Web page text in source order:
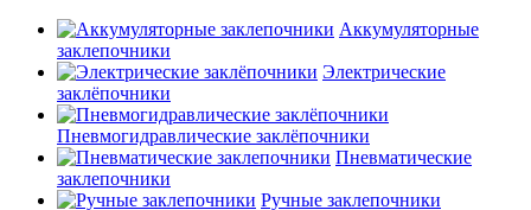
Аккумуляторные
заклепочники
Электрические
заклёпочники
Пневмогидравлические заклёпочники
Пневматические
заклепочники
Ручные заклепочники